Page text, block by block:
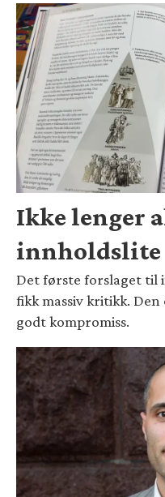
Ikke lenger
innholdslite
Det første forslaget til
fikk massiv kritikk.
godt kompromiss.